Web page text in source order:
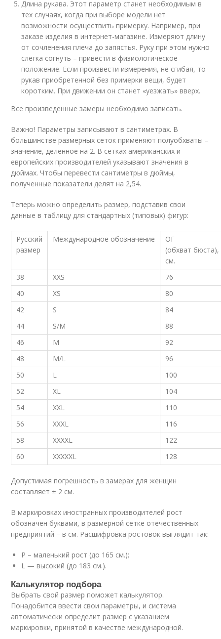
Длина рукава. Этот параметр станет необходимым в
тех случаях, когда при выборе модели нет
возможности осуществить примерку. Например, при
заказе изделия в интернет-магазине. Измеряют длину
от сочленения плеча до запястья. Руку при этом нужно
слегка согнуть – привести в физиологическое
положение. Если произвести измерения, не сгибая, то
рукав приобретенной без примерки вещи, будет
коротким. При движении он станет «уезжать» вверх.
Все произведенные замеры необходимо записать.
Важно! Параметры записывают в сантиметрах. В
большинстве размерных сеток применяют полуобхваты –
значение, деленное на 2. В сетках американских и
европейских производителей указывают значения в
дюймах. Чтобы перевести сантиметры в дюймы,
полученные показатели делят на 2,54.
Теперь можно определить размер, подставив свои
данные в таблицу для стандартных (типовых) фигур:
Русский
размер
Международное обозначение
ОГ
(обхват бюста),
см.
38
XXS
76
40
XS
80
42
S
84
44
S/M
88
46
M
92
48
M/L
96
50
L
100
52
XL
104
54
XXL
110
56
XXXL
116
58
XXXXL
122
60
XXXXXL 128
Допустимая погрешность в замерах для женщин
составляет ± 2 см.
В маркировках иностранных производителей рост
обозначен буквами, в размерной сетке отечественных
предприятий – в см. Расшифровка ростовок выглядит так:
Р – маленький рост (до 165 см.);
L — высокий (до 183 см.).
Калькулятор подбора
Выбрать свой размер поможет калькулятор.
Понадобится ввести свои параметры, и система
автоматически определит размер с указанием
маркировки, принятой в качестве международной.